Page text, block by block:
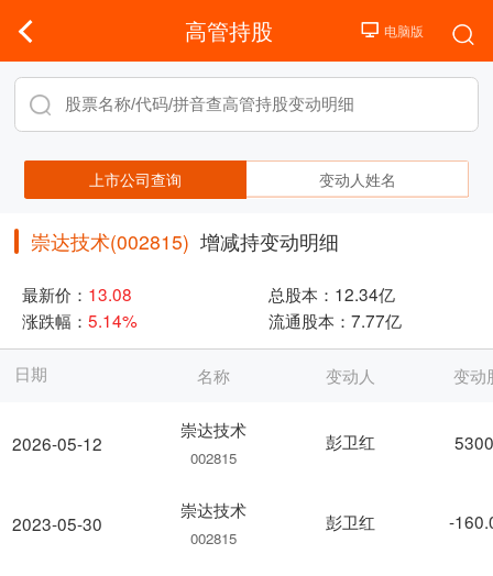
高管持股
上市公司查询 变动人姓名
崇达技术(002815) 增减持变动明细
最新价： 13.08 总股本： 12.34亿
涨跌幅： 5.14% 流通股本： 7.77亿
日期
2026-05-12
2023-05-30
名称 变动人 变动
崇达技术
002815
彭卫红
崇达技术
002815
彭卫红 -